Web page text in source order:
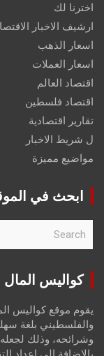
اخترنا لك
ارشيف الاخبار
اسعار الذهب
اسعار العملات
اقتصاد العالم
اقتصاد فلسطين
تقارير اقتصادية
ل شريط الاخبار
مواضيع مميزة
ابحث في
r
كواليس المال
يقوم موقع كواليس
والفلسطيني بلغة
وشرائحه، وذلك لجعله